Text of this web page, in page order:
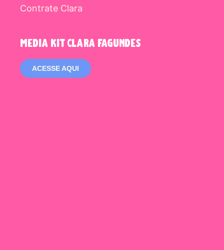
Contrate Clara
media kit clara fagundes
ACESSE AQUI